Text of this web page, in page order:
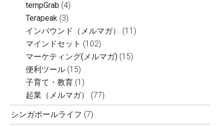
tempGrab (4)
Terapeak (3)
インバウンド（メルマガ）
(11)
マインドセット (102)
マーケティング(メルマガ) (15)
便利ツール (15)
子育て・教育 (1)
起業（メルマガ）
(77)
シンガポールライフ (7)